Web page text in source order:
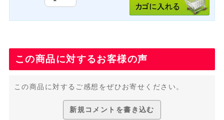
この商品に対するお客様の声
この商品に対するご感想をぜひお寄せください。
新規コメントを書き込む